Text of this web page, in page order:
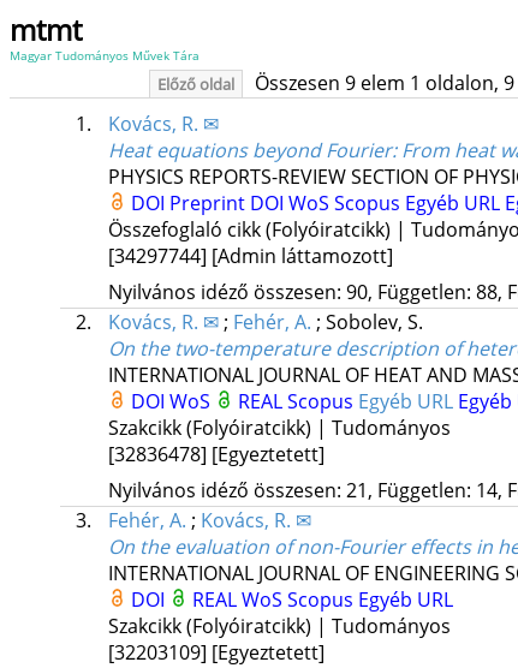
mtmt
Magyar Tudományos Művek Tára
Előző oldal Összesen 9 elem 1 oldalon,
1.
Kovács, R. ✉
Heat equations beyond Fourier: From heat
PHYSICS REPORTS-REVIEW SECTION OF
DOI Preprint DOI WoS Scopus Egyéb URL
Összefoglaló cikk (Folyóiratcikk) |
[34297744] [Admin láttamozott]
Nyilvános idéző összesen: 90, Független: 88,
2.
Kovács, R. ✉; Fehér, A. ; Sobolev, S.
On the two-temperature description of
INTERNATIONAL JOURNAL OF HEAT AND
DOI WoS REALScopus Egyéb URL Egyéb
Szakcikk (Folyóiratcikk) | Tudományos
[32836478] [Egyeztetett]
Nyilvános idéző összesen: 21, Független: 14,
3.
Fehér, A. ; Kovács, R. ✉
On the evaluation of non-Fourier effects in
INTERNATIONAL JOURNAL OF ENGINEERING
DOI
REALWoS Scopus Egyéb URL
Szakcikk (Folyóiratcikk) | Tudományos
[32203109] [Egyeztetett]